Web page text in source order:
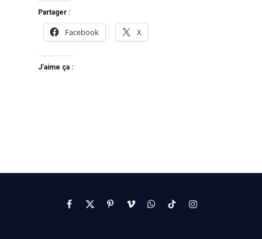
Partager :
Facebook X
J’aime ça :
Facebook
X
PinterestVimeoWhatsApp
TikTokInstagram